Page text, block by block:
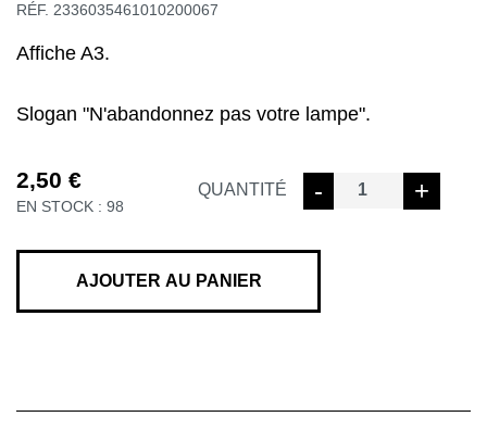
2,50 €
EN STOCK : 98
QUANTITÉ -
quantité
de
A3
+
AJOUTER AU PANIER
RÉF. 2336035461010200067
Affiche A3.
Slogan "N'abandonnez pas votre lampe".